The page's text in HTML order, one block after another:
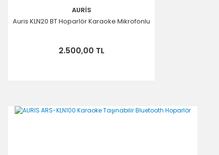
AURİS
Auris KLN20 BT Hoparlör Karaoke Mikrofonlu
2.500,00 TL